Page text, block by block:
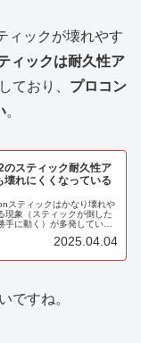
ィックが壊れやす
ィックは耐久性ア
ており、 プロコン
。
スティック耐久性ア
壊れにくくなっている
スティックはかなり壊れや
現象（スティックが倒した
手に動く）が多発していま
2025.04.04
ですね。